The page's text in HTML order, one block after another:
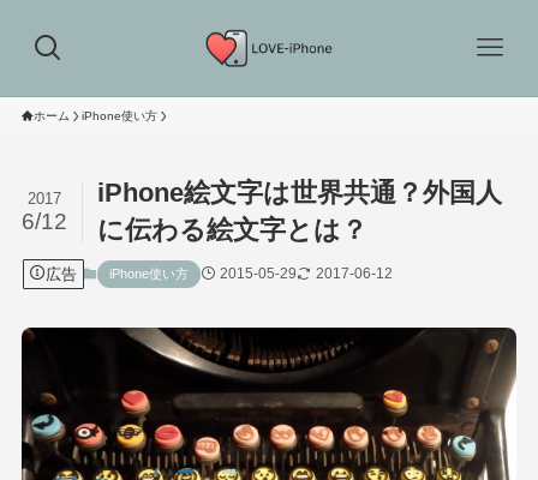
ホーム iPhone使い方
iPhone絵文字は世界共通？外国人
に伝わる絵文字とは？
2017
6/12
広告 iPhone使い方 2015-05-29 2017-06-12